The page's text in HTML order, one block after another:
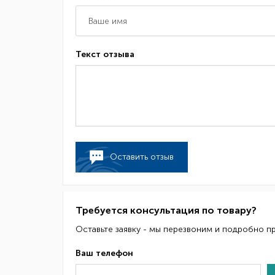
Текст отзыва
Оставить отзыв
Требуется консультация по товару?
Оставьте заявку - мы перезвоним и подробно
Ваш телефон